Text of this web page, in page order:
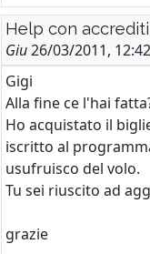
Help con
Giu26/03/2011,
Gigi
Alla fine ce l'hai
Ho acquistato il
iscritto al
usufruisco del volo.
Tu sei riuscito ad
grazie